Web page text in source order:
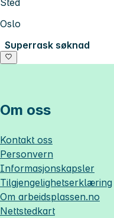
Sted
Oslo
Superrask søknad
Om oss
Kontakt oss
Personvern
Informasjonskapsler
Tilgjengelighetserklæring
Om arbeidsplassen.no
Nettstedkart